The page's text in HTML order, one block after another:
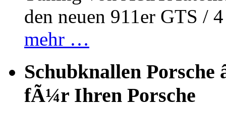
den neuen 911er GTS /
mehr …
Schubknallen Porsche
fÃ¼r Ihren Porsche